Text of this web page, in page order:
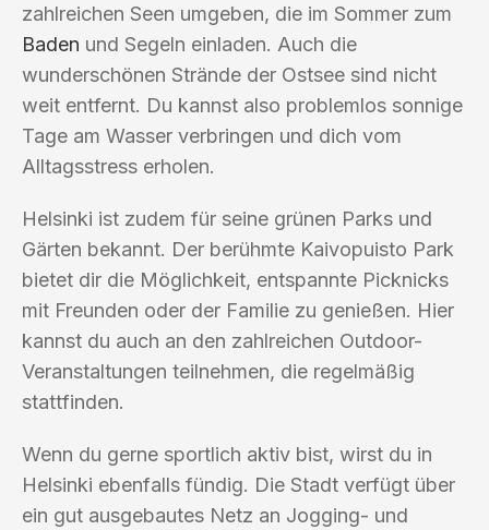
zahlreichen Seen umgeben, die im Sommer zum
Baden und Segeln einladen. Auch die
wunderschönen Strände der Ostsee sind nicht
weit entfernt. Du kannst also problemlos sonnige
Tage am Wasser verbringen und dich vom
Alltagsstress erholen.
Helsinki ist zudem für seine grünen Parks und
Gärten bekannt. Der berühmte Kaivopuisto Park
bietet dir die Möglichkeit, entspannte Picknicks
mit Freunden oder der Familie zu genießen. Hier
kannst du auch an den zahlreichen Outdoor-
Veranstaltungen teilnehmen, die regelmäßig
stattfinden.
Wenn du gerne sportlich aktiv bist, wirst du in
Helsinki ebenfalls fündig. Die Stadt verfügt über
ein gut ausgebautes Netz an Jogging- und